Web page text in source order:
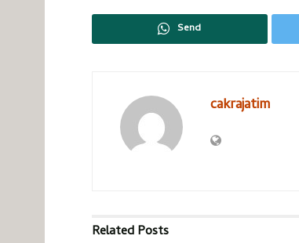
Send
cakrajatim
RelatedPosts